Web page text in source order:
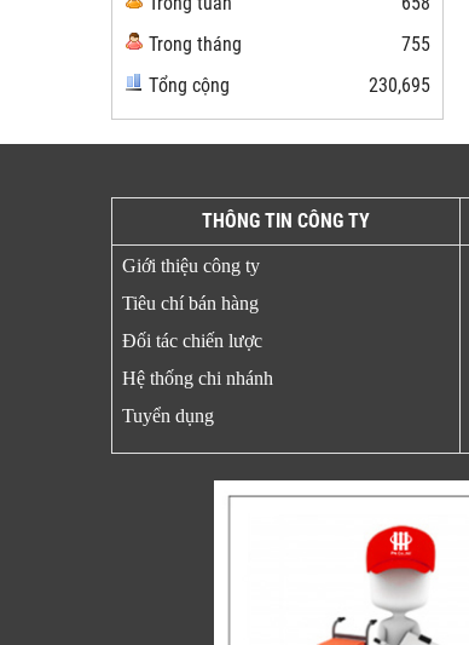
Trong tháng
755
Tổng cộng
230,695
THÔNG TIN CÔNG TY
Giới thiệu công ty
Tiêu chí bán hàng
Đối tác chiến lược
Hệ thống chi nhánh
Tuyển dụng